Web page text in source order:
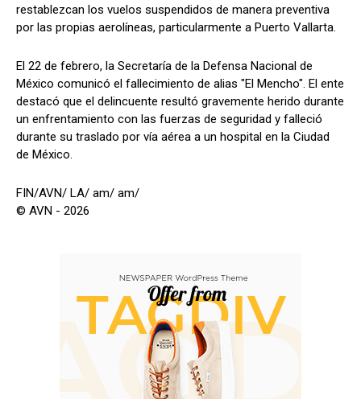
restablezcan los vuelos suspendidos de manera preventiva
por las propias aerolíneas, particularmente a Puerto Vallarta.
El 22 de febrero, la Secretaría de la Defensa Nacional de
México comunicó el fallecimiento de alias "El Mencho". El ente
destacó que el delincuente resultó gravemente herido durante
un enfrentamiento con las fuerzas de seguridad y falleció
durante su traslado por vía aérea a un hospital en la Ciudad
de México.
FIN/AVN/ LA/ am/ am/
© AVN - 2026